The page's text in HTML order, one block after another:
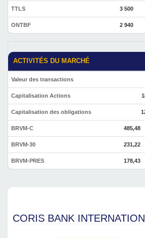
TTLS 3 500
ONTBF 2 940
ACTIVITÉS DU MARCHÉ
Valeur des transactions
Capitalisation Actions
Capitalisation des obligations
BRVM-C 485,48
BRVM-30 231,22
BRVM-PRES 178,43
CORIS BANK